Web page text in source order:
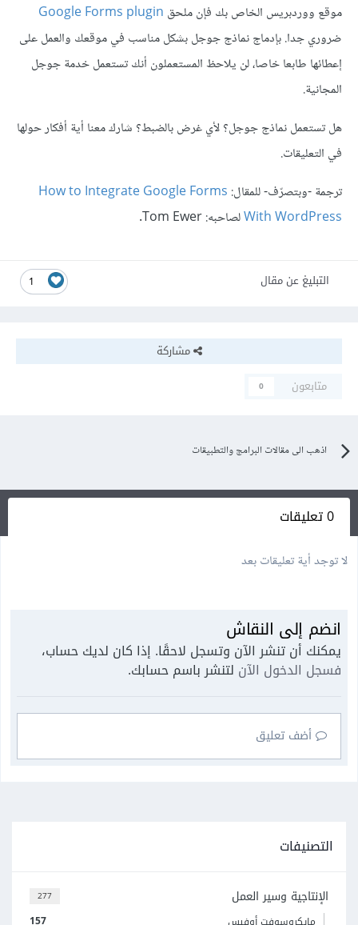
موقع ووردبريس الخاص بك فإن ملحق Google Forms plugin
ضروري جدا. بإدماج نماذج جوجل بشكل مناسب في موقعك والعمل على
إعطائها طابعا خاصا، لن يلاحظ المستعملون أنك تستعمل خدمة جوجل
المجانية.
هل تستعمل نماذج جوجل؟ لأي غرض بالضبط؟ شارك معنا أية أفكار حولها
في التعليقات.
ترجمة -وبتصرّف- للمقال: How to Integrate Google Forms
With WordPressلصاحبه: Tom Ewer.
1 التبليغ عن مقال
مشاركة
متابعون
0
اذهب الى مقالات البرامج والتطبيقات
0 تعليقات
لا توجد أية تعليقات بعد
انضم إلى النقاش
يمكنك أن تنشر الآن وتسجل لاحقًا. إذا كان لديك حساب،
فسجل الدخول الآن لتنشر باسم حسابك.
أضف تعليق
التصنيفات
277 الإنتاجية وسير العمل
157